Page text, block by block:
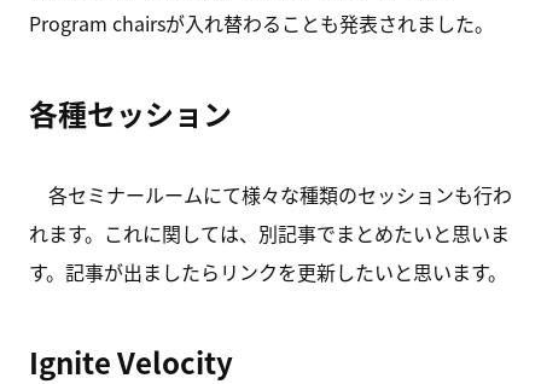
Program chairsが入れ替わることも発表されました。
各種セッション
各セミナールームにて様々な種類のセッションも行わ
れます。これに関しては、別記事でまとめたいと思いま
す。記事が出ましたらリンクを更新したいと思います。
Ignite Velocity